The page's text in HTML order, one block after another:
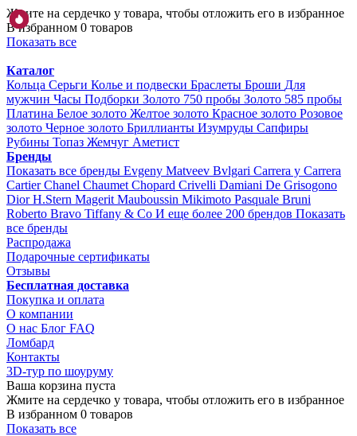
Жмите на сердечко у товара, чтобы отложить его в избранное
В избранном 0 товаров
Показать все
Каталог
Кольца Серьги Колье и подвески Браслеты Броши Для
мужчин Часы Подборки Золото 750 пробы Золото 585 пробы
Платина Белое золото Желтое золото Красное золото Розовое
золото Черное золото Бриллианты Изумруды Сапфиры
Рубины Топаз Жемчуг Аметист
Бренды
Показать все бренды Evgeny Matveev Bvlgari Carrera y Carrera
CartierChanel Chaumet Chopard Crivelli Damiani De Grisogono
DiorH.Stern Magerit Mauboussin Mikimoto Pasquale Bruni
Roberto Bravo Tiffany & Co И еще более 200 брендов Показать
все бренды
Распродажа
Подарочные сертификаты
Отзывы
Бесплатная доставка
Покупка и оплата
О компании
О нас Блог FAQ
Ломбард
Контакты
3D-тур по шоуруму
Ваша корзина пуста
Жмите на сердечко у товара, чтобы отложить его в избранное
В избранном 0 товаров
Показать все